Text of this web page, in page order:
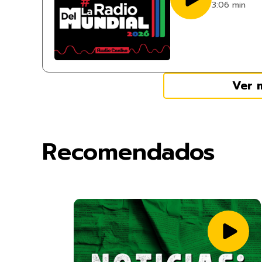
3:06 min
Ver
Recomendados